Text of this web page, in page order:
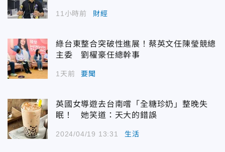
11小時前 財經
綠台東整合突破性進展！蔡英文任陳瑩競總
主委 劉櫂豪任總幹事
1天前 要聞
英國女導遊去台南嚐「全糖珍奶」整晚失
眠！ 她笑道：天大的錯誤
2024/04/19 13:31 生活